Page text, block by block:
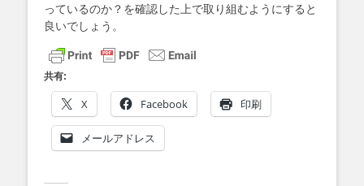
っているのか？を確認した上で取り組むようにすると
良いでしょう。
共有:
X Facebook 印刷
メールアドレス